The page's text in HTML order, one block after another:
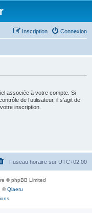
Connexion
Inscription
associée à votre compte. Si
de l’utilisateur, il s’agit de
inscription.
Fuseau horaire sur UTC+02:00
© phpBB Limited
©Qiaeru